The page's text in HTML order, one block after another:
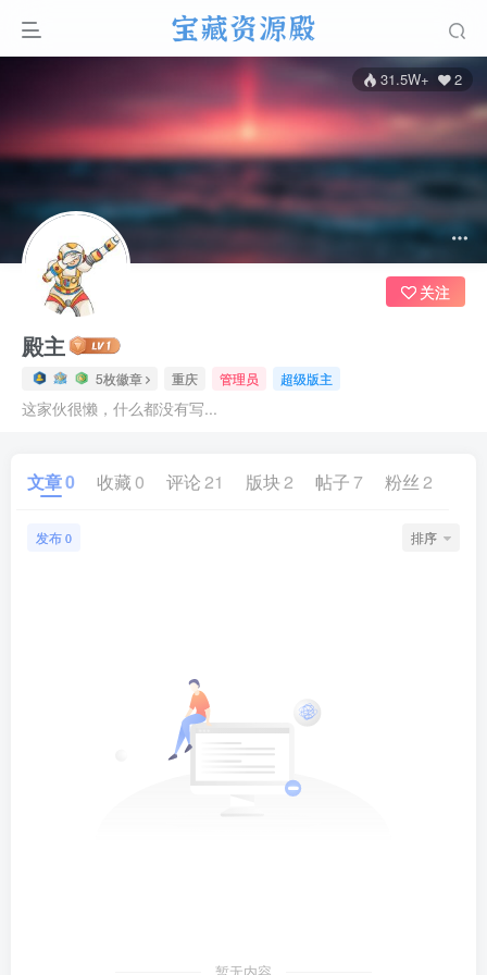
31.5W+ 2
殿主
5枚徽章 重庆 管理员 超级版主
这家伙很懒，什么都没有写...
关注
文章0 收藏 0 评论 21 版块 2 帖子 7 粉丝 2
发布 0 排序